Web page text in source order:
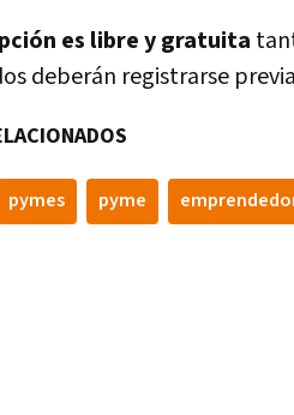
es libre y gratuita
deberán registrarse
pymes pyme